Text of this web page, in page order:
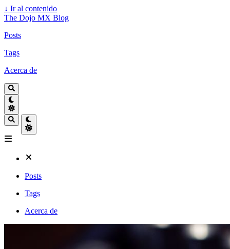
↓ Ir al contenido
The Dojo MX Blog
Posts
Tags
Acerca de
Posts
Tags
Acerca de